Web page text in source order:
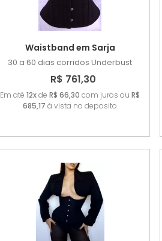
Waistband em Sarja
30 a 60 dias corridos Underbust
R$ 761,30
Em até12xdeR$ 66,30 com juros ouR$
685,17 à vista no deposito